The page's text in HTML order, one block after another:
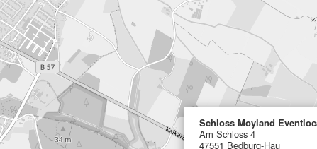
Schloss Moyland
Am Schloss 4
47551 Bedburg-Hau